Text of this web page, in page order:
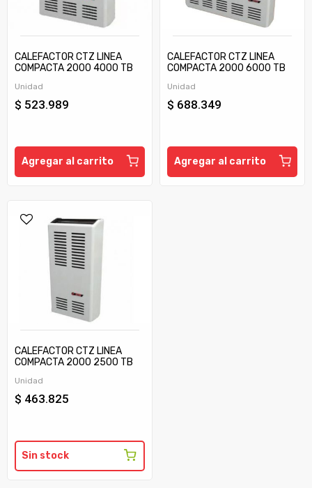
CALEFACTOR CTZ LINEA
COMPACTA 2000 4000 TB
Unidad
$ 523.989
Agregar al carrito
CALEFACTOR CTZ LINEA
COMPACTA 2000 6000 TB
Unidad
$ 688.349
Agregar al carrito
CALEFACTOR CTZ LINEA
COMPACTA 2000 2500 TB
Unidad
$ 463.825
Sin stock